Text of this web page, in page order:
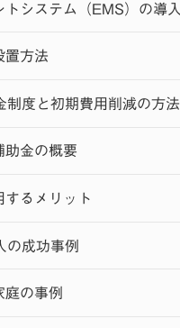
システム（EMS）の導入
置方法
制度と初期費用削減の方法
助金の概要
するメリット
の成功事例
庭の事例